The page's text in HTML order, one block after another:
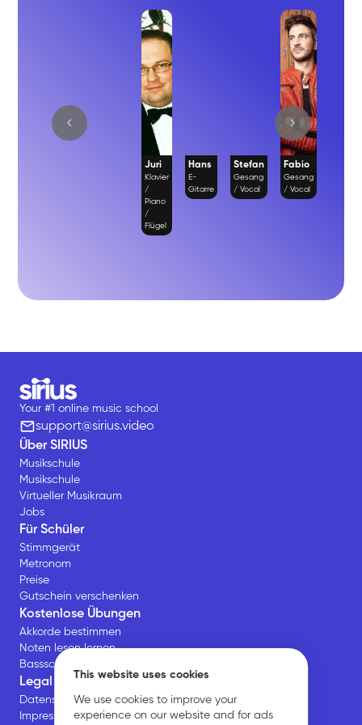
This website uses cookies
We use cookies to improve your
experience on our website and for ads
Juri
Klavier
/
Piano
/
Flügel
Hans
E-
Gitarre
Stefan
Gesang
/ Vocal
Fabio
Gesang
/ Vocal
Your #1 online music school
support@sirius.video
Über SIRIUS
Musikschule
Musikschule
Virtueller Musikraum
Jobs
Für Schüler
Stimmgerät
Metronom
Preise
Gutschein verschenken
Kostenlose Übungen
Akkorde bestimmen
Noten lesen lernen
Bassschlüssel Übungen
Legal
Datenschutz
Impressum